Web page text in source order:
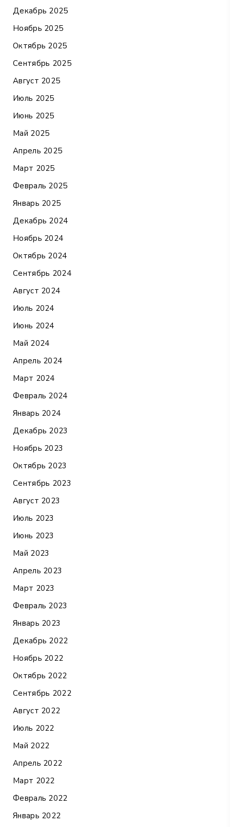
Декабрь 2025
Ноябрь 2025
Октябрь 2025
Сентябрь 2025
Август 2025
Июль 2025
Июнь 2025
Май 2025
Апрель 2025
Март 2025
Февраль 2025
Январь 2025
Декабрь 2024
Ноябрь 2024
Октябрь 2024
Сентябрь 2024
Август 2024
Июль 2024
Июнь 2024
Май 2024
Апрель 2024
Март 2024
Февраль 2024
Январь 2024
Декабрь 2023
Ноябрь 2023
Октябрь 2023
Сентябрь 2023
Август 2023
Июль 2023
Июнь 2023
Май 2023
Апрель 2023
Март 2023
Февраль 2023
Январь 2023
Декабрь 2022
Ноябрь 2022
Октябрь 2022
Сентябрь 2022
Август 2022
Июль 2022
Май 2022
Апрель 2022
Март 2022
Февраль 2022
Январь 2022